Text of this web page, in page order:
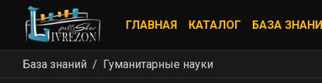
ГЛАВНАЯ КАТАЛОГ БАЗА
База знаний
Гуманитарные науки